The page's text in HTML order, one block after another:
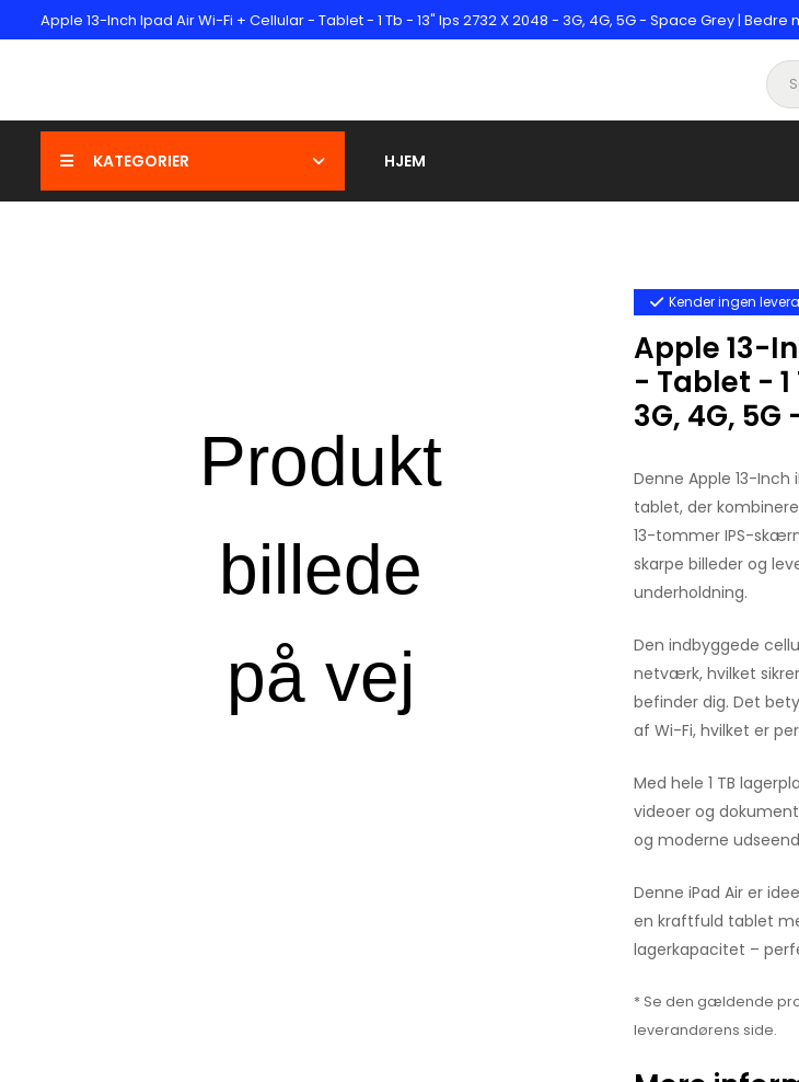
Apple 13-Inch Ipad Air Wi-Fi + Cellular - Tablet - 1 Tb - 13" Ips 2732 X 2048 - 3G, 4G, 5G - Space Grey | Bedre
KATEGORIER HJEM
Kender ingen
Apple 13-
- Tablet - 1
3G, 4G,
Denne Apple 13-Inch
tablet, der
13-tommer IPS-
skarpe billeder og
underholdning.
Den indbyggede
netværk, hvilket
befinder dig. Det
af Wi-Fi, hvilket er
Med hele 1 TB
videoer og
og moderne
Denne iPad Air er
en kraftfuld tablet
lagerkapacitet –
* Se den gældende
leverandørens side.